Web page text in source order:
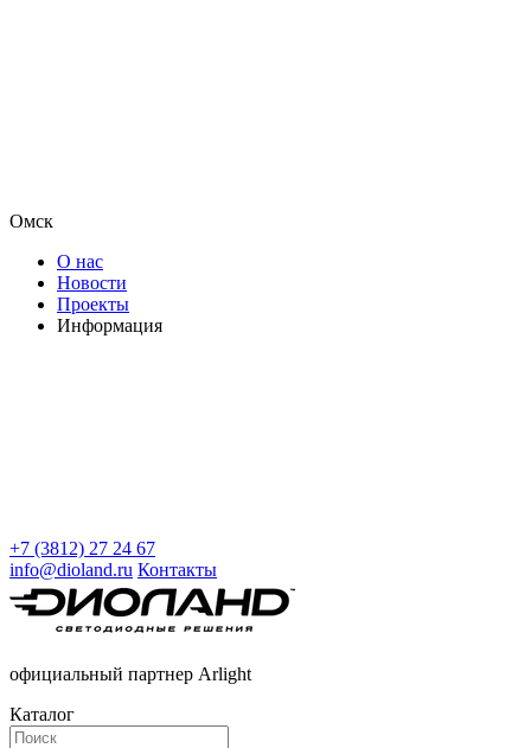
Омск
О нас
Новости
Проекты
Информация
+7 (3812) 27 24 67
info@dioland.ru Контакты
официальный партнер Arlight
Каталог